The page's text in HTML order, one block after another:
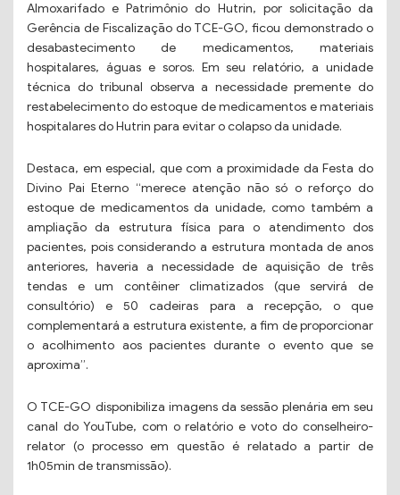
Almoxarifado e Patrimônio do Hutrin, por solicitação da
Gerência de Fiscalização do TCE-GO, ficou demonstrado o
desabastecimento de medicamentos, materiais
hospitalares, águas e soros. Em seu relatório, a unidade
técnica do tribunal observa a necessidade premente do
restabelecimento do estoque de medicamentos e materiais
hospitalares do Hutrin para evitar o colapso da unidade.
Destaca, em especial, que com a proximidade da Festa do
Divino Pai Eterno “merece atenção não só o reforço do
estoque de medicamentos da unidade, como também a
ampliação da estrutura física para o atendimento dos
pacientes, pois considerando a estrutura montada de anos
anteriores, haveria a necessidade de aquisição de três
tendas e um contêiner climatizados (que servirá de
consultório) e 50 cadeiras para a recepção, o que
complementará a estrutura existente, a fim de proporcionar
o acolhimento aos pacientes durante o evento que se
aproxima”.
O TCE-GO disponibiliza imagens da sessão plenária em seu
canal do YouTube, com o relatório e voto do conselheiro-
relator (o processo em questão é relatado a partir de
1h05min de transmissão).